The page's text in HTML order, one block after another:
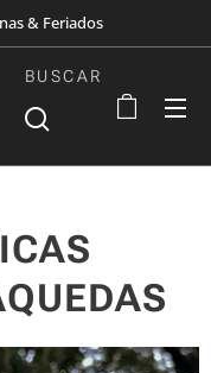
& Feriados
BUSCAR